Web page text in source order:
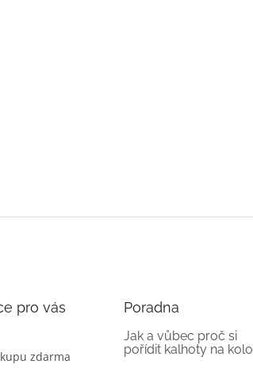
pro vás
zdarma
Poradna
Jak a vůbec proč si
pořídit kalhoty na kolo